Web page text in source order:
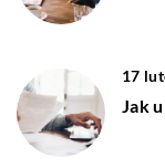
17
Jak